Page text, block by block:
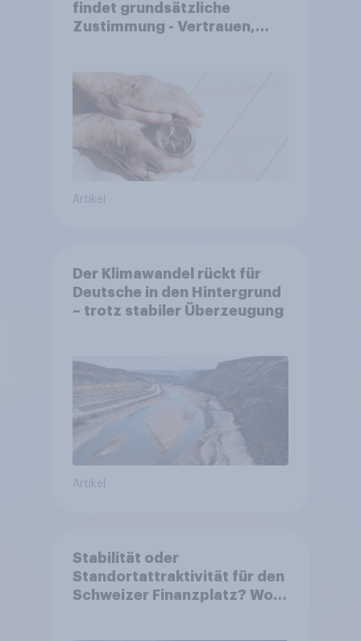
findet grundsätzliche
Zustimmung - Vertrauen,
Akzeptanz
Artikel
Der Klimawandel rückt für
Deutsche in den Hintergrund
– trotz stabiler Überzeugung
Artikel
Stabilität oder
Standortattraktivität für den
Schweizer Finanzplatz? Wo